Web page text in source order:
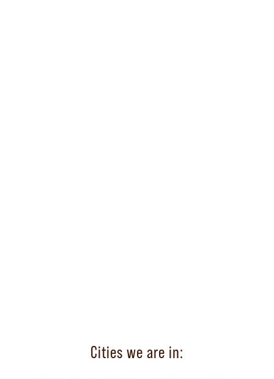
Cities we are in: